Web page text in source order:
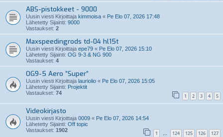
ABS-pistokkeet - 9000
Uusin viesti Kirjoittaja kimmoisa « Pe Elo 07, 2026 17:48
Lähetetty Sijainti: 9000
Vastaukset: 2
Maxspeedingrods td-04 hl15t
Uusin viesti Kirjoittaja epe79 « Pe Elo 07, 2026 15:10
Lähetetty Sijainti: OG 9-3 & NG 900
Vastaukset: 4
OG9-5 Aero ”Super”
Uusin viesti Kirjoittaja lauriolio « Pe Elo 07, 2026 15:05
Lähetetty Sijainti: Projektit
Vastaukset: 74 1 2 3 4 5
Videokirjasto
Uusin viesti Kirjoittaja 0009 « Pe Elo 07, 2026 14:54
Lähetetty Sijainti: Off topic
Vastaukset: 1902 1 … 124 125 126 127